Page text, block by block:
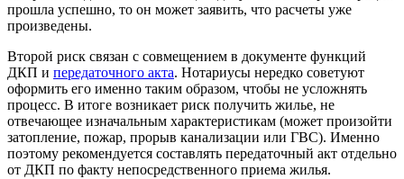
прошла успешно, то он может заявить, что расчеты уже
произведены.
Второй риск связан с совмещением в документе функций
ДКП и передаточного акта. Нотариусы нередко советуют
оформить его именно таким образом, чтобы не усложнять
процесс. В итоге возникает риск получить жилье, не
отвечающее изначальным характеристикам (может произойти
затопление, пожар, прорыв канализации или ГВС). Именно
поэтому рекомендуется составлять передаточный акт отдельно
от ДКП по факту непосредственного приема жилья.